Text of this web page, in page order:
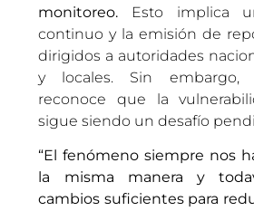
monitoreo. Esto implica
continuo y la emisión de
dirigidos a autoridades
y locales. Sin embargo,
reconoce que la
sigue siendo un desafío
“El fenómeno siempre nos
la misma manera y
cambios suficientes para